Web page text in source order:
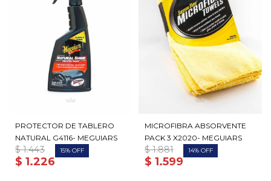
PROTECTOR DE TABLERO
NATURAL G4116- MEGUIARS
$ 1.226
$ 1.443 15
MICROFIBRA ABSORVENTE
PACK 3 X2020- MEGUIARS
$ 1.599
$ 1.881 14